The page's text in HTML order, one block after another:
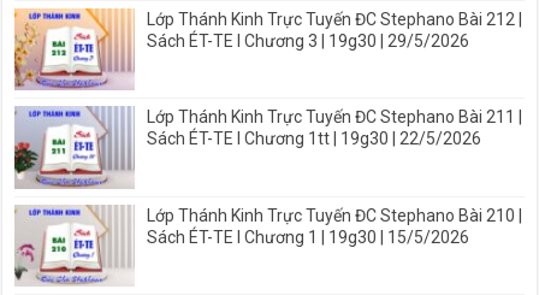
Lớp Thánh Kinh Trực Tuyến ĐC Stephano Bài 212 |
Sách ÉT-TE I Chương 3 | 19g30 | 29/5/2026
Lớp Thánh Kinh Trực Tuyến ĐC Stephano Bài 211 |
Sách ÉT-TE I Chương 1tt | 19g30 | 22/5/2026
Lớp Thánh Kinh Trực Tuyến ĐC Stephano Bài 210 |
Sách ÉT-TE I Chương 1 | 19g30 | 15/5/2026